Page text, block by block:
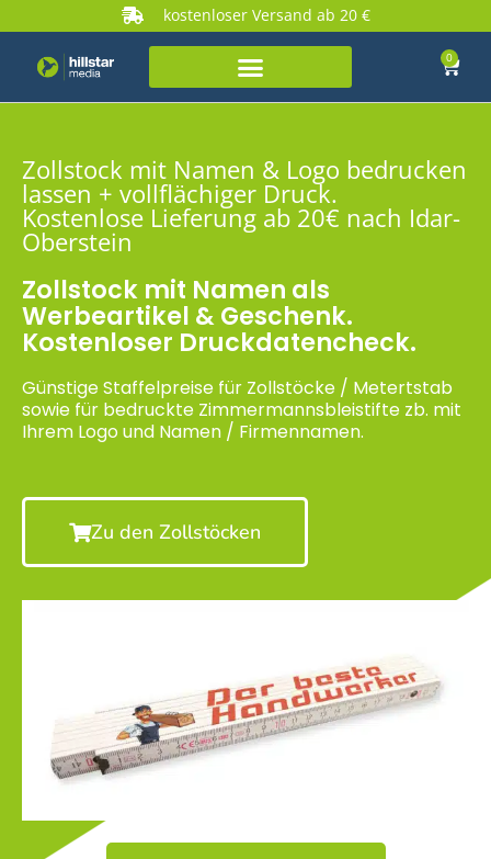
kostenloser Versand ab 20 €
0
Zollstock mit Namen & Logo bedrucken
lassen + vollflächiger Druck.
Kostenlose Lieferung ab 20€ nach Idar-
Oberstein
Zollstock mit Namen als
Werbeartikel & Geschenk.
Kostenloser Druckdatencheck.
Günstige Staffelpreise für Zollstöcke / Metertstab
sowie für bedruckte Zimmermannsbleistifte zb. mit
Ihrem Logo und Namen / Firmennamen.
Zu den Zollstöcken